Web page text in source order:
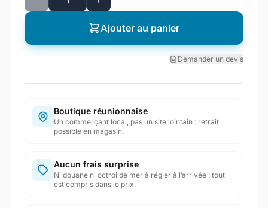
Ajouter au panier
Demander un devis
Boutique réunionnaise
Un commerçant local, pas un site lointain : retrait
possible en magasin.
Aucun frais surprise
Ni douane ni octroi de mer à régler à l’arrivée : tout
est compris dans le prix.